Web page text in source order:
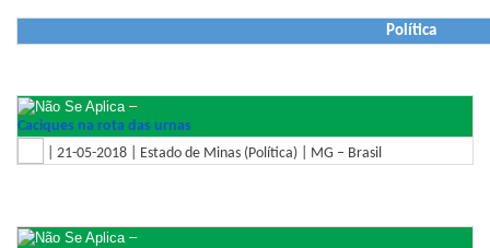
Política
–
Caciques na rota das urnas
| 21-05-2018 | Estado de Minas (Política) | MG – Brasil
–